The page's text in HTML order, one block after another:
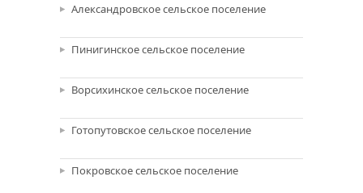
Александровское сельское поселение
Пинигинское сельское поселение
Ворсихинское сельское поселение
Готопутовское сельское поселение
Покровское сельское поселение